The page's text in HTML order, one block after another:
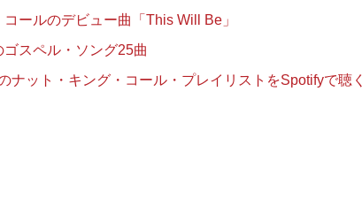
ールのデビュー曲「This Will Be」
ゴスペル・ソング25曲
ナット・キング・コール・プレイリストをSpotifyで聴く